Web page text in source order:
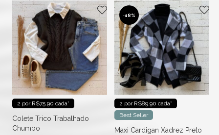
2 por R$75.90 cada*
Colete Trico Trabalhado
Chumbo
-18%
2 por R$89.90 cada*
Best Seller
Maxi Cardigan Xadrez Preto